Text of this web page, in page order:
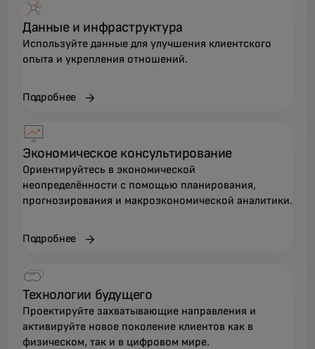
Данные и инфраструктура
Используйте данные для улучшения клиентского
опыта и укрепления отношений.
Подробнее
Экономическое консультирование
Ориентируйтесь в экономической
неопределённости с помощью планирования,
прогнозирования и макроэкономической аналитики.
Подробнее
Технологии будущего
Проектируйте захватывающие направления и
активируйте новое поколение клиентов как в
физическом, так и в цифровом мире.